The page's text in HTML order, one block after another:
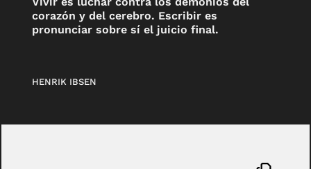
corazón y del cerebro. Escribir es
pronunciar sobre sí el juicio final.
HENRIK IBSEN